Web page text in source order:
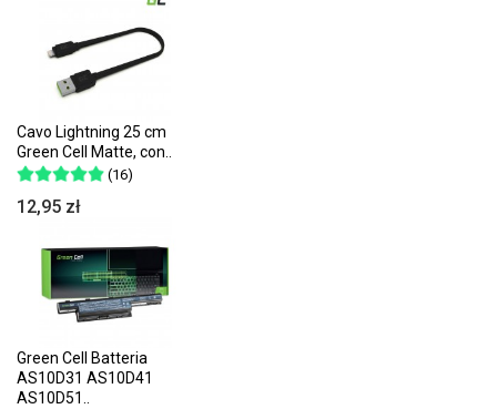
Cavo Lightning 25 cm
Green Cell Matte, con..
(16)
12,95 zł
Green Cell Batteria
AS10D31 AS10D41
AS10D51..